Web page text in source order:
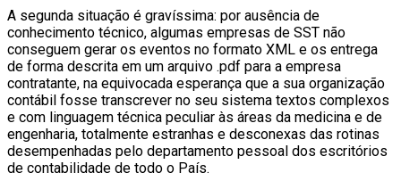
A segunda situação é gravíssima: por ausência de
conhecimento técnico, algumas empresas de SST não
conseguem gerar os eventos no formato XML e os entrega
de forma descrita em um arquivo .pdf para a empresa
contratante, na equivocada esperança que a sua organização
contábil fosse transcrever no seu sistema textos complexos
e com linguagem técnica peculiar às áreas da medicina e de
engenharia, totalmente estranhas e desconexas das rotinas
desempenhadas pelo departamento pessoal dos escritórios
de contabilidade de todo o País.